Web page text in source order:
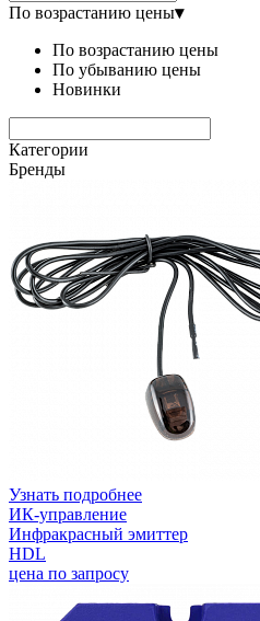
По возрастанию цены▾
По возрастанию цены
По убыванию цены
Новинки
Категории
Бренды
Узнать подробнее
ИК-управление
Инфракрасный эмиттер
HDL
цена по запросу